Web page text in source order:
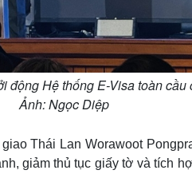
Hệ thống E-Visa toàn
Ảnh: Ngọc Diệp
Thái Lan Worawoot
giảm thủ tục giấy tờ và tích